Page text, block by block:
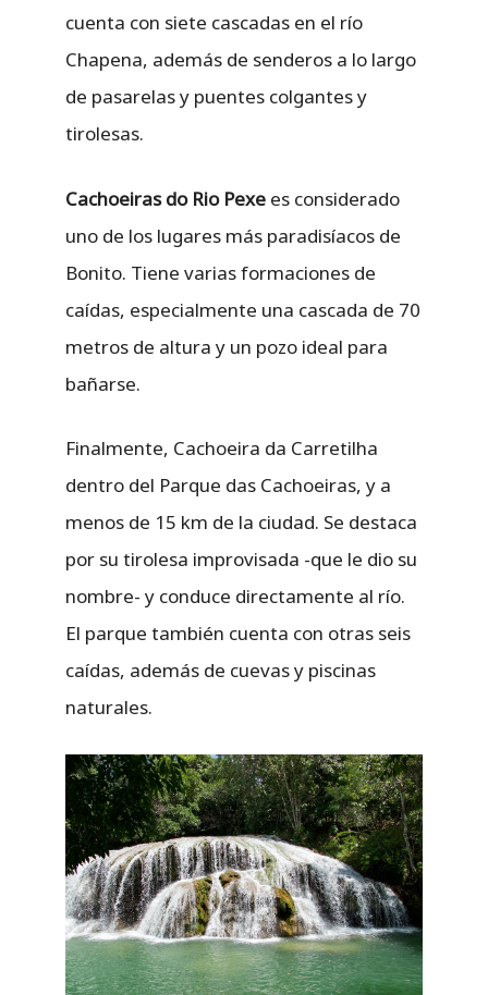
cuenta con siete cascadas en el río
Chapena, además de senderos a lo largo
de pasarelas y puentes colgantes y
tirolesas.
Cachoeiras do Rio Pexe es considerado
uno de los lugares más paradisíacos de
Bonito. Tiene varias formaciones de
caídas, especialmente una cascada de 70
metros de altura y un pozo ideal para
bañarse.
Finalmente, Cachoeira da Carretilha
dentro del Parque das Cachoeiras, y a
menos de 15 km de la ciudad. Se destaca
por su tirolesa improvisada -que le dio su
nombre- y conduce directamente al río.
El parque también cuenta con otras seis
caídas, además de cuevas y piscinas
naturales.